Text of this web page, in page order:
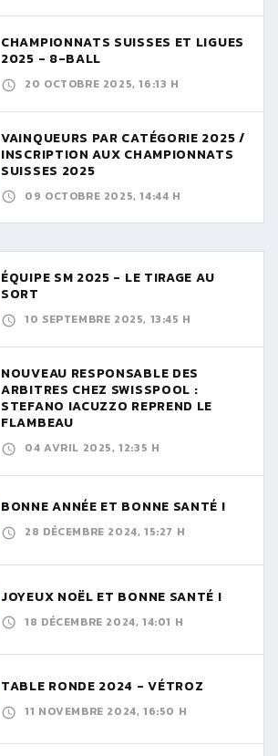
CHAMPIONNATS SUISSES ET LIGUES
2025 - 8-BALL
20 OCTOBRE 2025, 16:13 H
VAINQUEURS PAR CATÉGORIE 2025 /
INSCRIPTION AUX CHAMPIONNATS
SUISSES 2025
09 OCTOBRE 2025, 14:44 H
ÉQUIPE SM 2025 - LE TIRAGE AU
SORT
10 SEPTEMBRE 2025, 13:45 H
NOUVEAU RESPONSABLE DES
ARBITRES CHEZ SWISSPOOL :
STEFANO IACUZZO REPREND LE
FLAMBEAU
04 AVRIL 2025, 12:35 H
BONNE ANNÉE ET BONNE SANTÉ !
28 DÉCEMBRE 2024, 15:27 H
JOYEUX NOËL ET BONNE SANTÉ !
18 DÉCEMBRE 2024, 14:01 H
TABLE RONDE 2024 - VÉTROZ
11 NOVEMBRE 2024, 16:50 H